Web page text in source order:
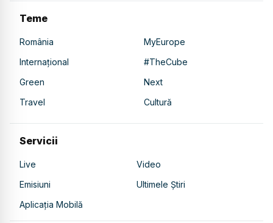
Teme
România
MyEurope
Internațional
#TheCube
Green
Next
Travel
Cultură
Servicii
Live
Video
Emisiuni
Ultimele Știri
Aplicația Mobilă